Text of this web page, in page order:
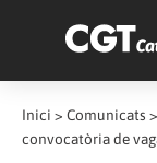
Inici > Comunicats >
convocatòria de